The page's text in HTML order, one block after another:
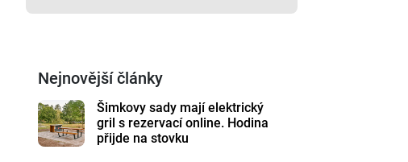
Nejnovější články
Šimkovy sady mají elektrický
gril s rezervací online. Hodina
přijde na stovku